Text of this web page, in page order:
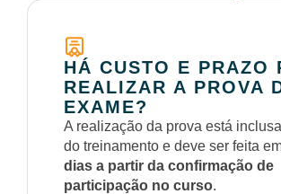
HÁ CUSTO E PRAZO
REALIZAR A PROVA
EXAME?
A realização da prova está
do treinamento e deve ser feita
dias a partir da confirmação de
participação no curso.